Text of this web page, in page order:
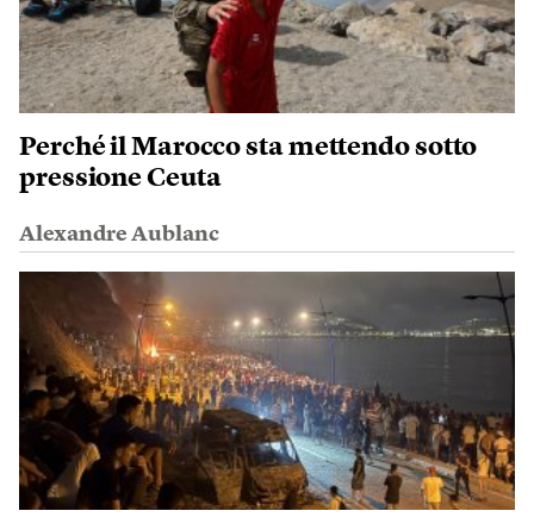
Perché il Marocco sta mettendo sotto
pressione Ceuta
Alexandre Aublanc